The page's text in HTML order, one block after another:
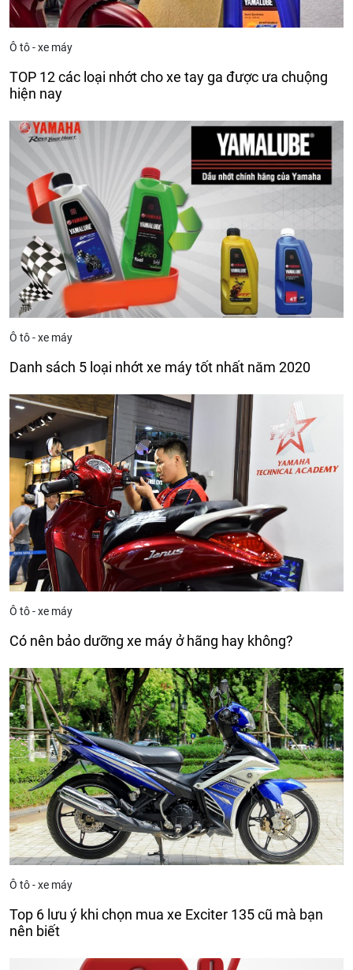
Ô tô - xe máy
TOP 12 các loại nhớt cho xe tay ga được ưa chuộng
hiện nay
Ô tô - xe máy
Danh sách 5 loại nhớt xe máy tốt nhất năm 2020
Ô tô - xe máy
Có nên bảo dưỡng xe máy ở hãng hay không?
Ô tô - xe máy
Top 6 lưu ý khi chọn mua xe Exciter 135 cũ mà bạn
nên biết